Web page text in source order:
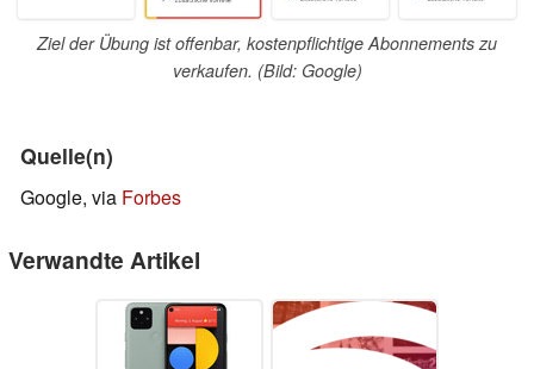
Ziel der Übung ist offenbar, kostenpflichtige Abonnements zu
verkaufen. (Bild: Google)
Quelle(n)
Google, via Forbes
Verwandte Artikel